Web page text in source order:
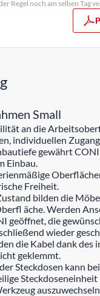
Regel noch am selben Tag
Small
an die
individuellen Zugang
gewährt CONI
Einbau.
Freiheit.
bilden die
äche. Werden
geöffnet, die
wieder
die Kabel dank des
geklemmt.
Steckdosen kann
Steckdoseneinheit
auszuwechseln